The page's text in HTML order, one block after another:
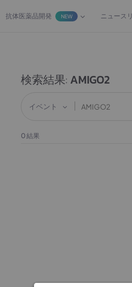
抗体医薬品開発 NEW ニュース
検索結果: AMIGO2
イベント
0結果